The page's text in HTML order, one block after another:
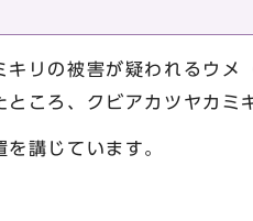
リの被害が疑われるウメ
ころ、クビアカツヤカミ
講じています。